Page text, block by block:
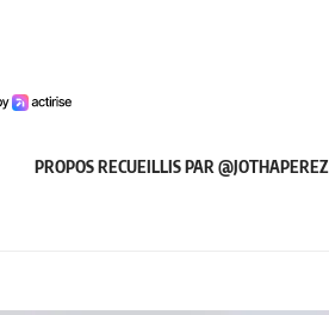
PROPOS RECUEILLIS PAR @JOTHAPEREZ